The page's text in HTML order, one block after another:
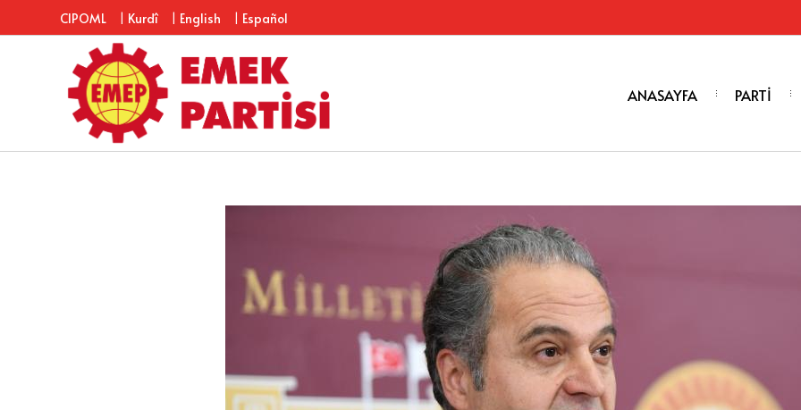
CIPOML | Kurdî | English | Español
ANASAYFA PARTİ